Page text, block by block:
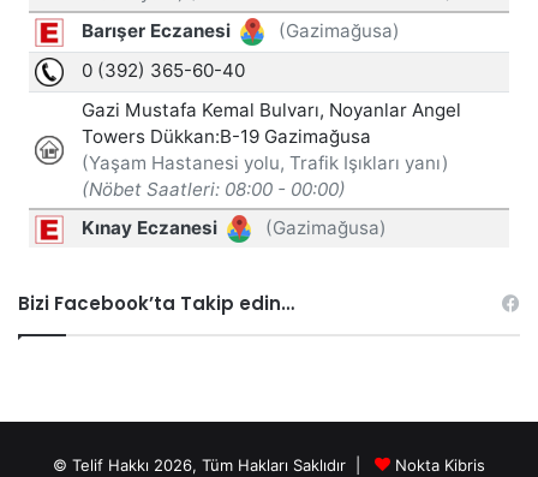
Bizi Facebook’ta Takip edin…
© Telif Hakkı 2026, Tüm Hakları Saklıdır | Nokta Kibris